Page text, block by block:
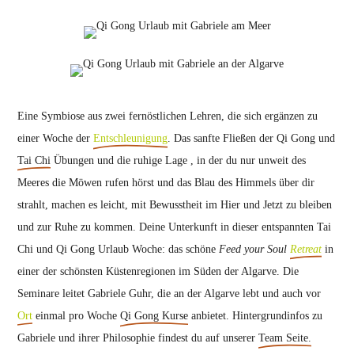
Eine Symbiose aus zwei fernöstlichen Lehren, die sich ergänzen zu
einer Woche derEntschleunigung. Das sanfte Fließen der Qi Gong und
Tai Chi Übungen und die ruhige Lage , in der du nur unweit des
Meeres die Möwen rufen hörst und das Blau des Himmels über dir
strahlt, machen es leicht, mit Bewusstheit im Hier und Jetzt zu bleiben
und zur Ruhe zu kommen. Deine Unterkunft in dieser entspannten Tai
Chi und Qi Gong Urlaub Woche: das schöneFeed your SoulRetreat in
einer der schönsten Küstenregionen im Süden der Algarve. Die
Seminare leitet Gabriele Guhr, die an der Algarve lebt und auch vor
Ort einmal pro WocheQi Gong Kurse anbietet. Hintergrundinfos zu
Gabriele und ihrer Philosophie findest du auf unsererTeam Seite.